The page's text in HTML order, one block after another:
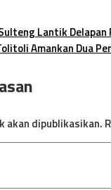
Lantik Delapan
Amankan Dua
akan dipublikasikan.